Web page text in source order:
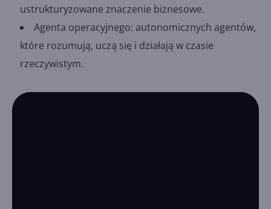
ustrukturyzowane znaczenie biznesowe.
Agenta operacyjnego: autonomicznych agentów,
które rozumują, uczą się i działają w czasie
rzeczywistym.